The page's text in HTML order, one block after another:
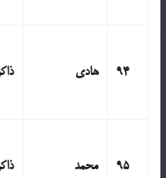
94 هادی
95 محمد